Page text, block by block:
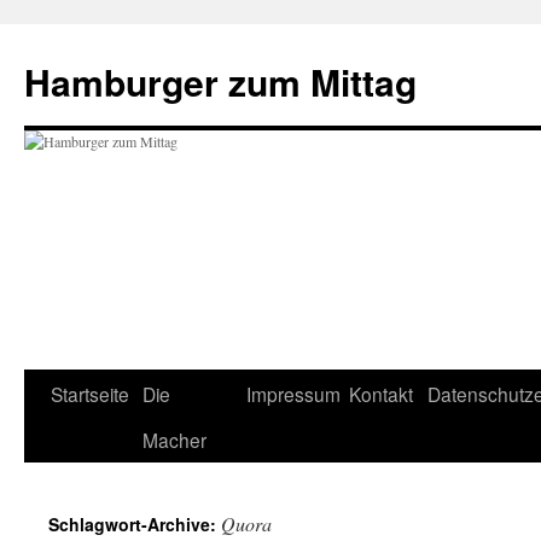
Hamburger zum Mittag
Zum
Startseite Die
Macher
Impressum Kontakt
Schlagwort-Archive: Quora